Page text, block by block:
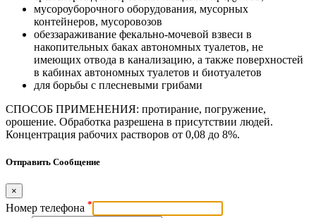
мусороуборочного оборудования, мусорных
контейнеров, мусоровозов
обеззараживание фекально-мочевой взвеси в
накопительных баках автономных туалетов, не
имеющих отвода в канализацию, а также поверхностей
в кабинах автономных туалетов и биотуалетов
для борьбы с плесневыми грибами
СПОСОБ ПРИМЕНЕНИЯ: протирание, погружение,
орошение. Обработка разрешена в присутствии людей.
Концентрация рабочих растворов от 0,08 до 8%.
Отправить Сообщение
×
Номер телефона *